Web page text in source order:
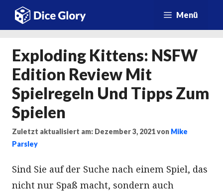
Zum
Inhalt
Menü
Exploding Kittens: NSFW
Edition Review Mit
Spielregeln Und Tipps Zum
Spielen
Zuletzt aktualisiert am: Dezember 3, 2021von Mike
Parsley
Sind Sie auf der Suche nach einem Spiel, das
nicht nur Spaß macht, sondern auch